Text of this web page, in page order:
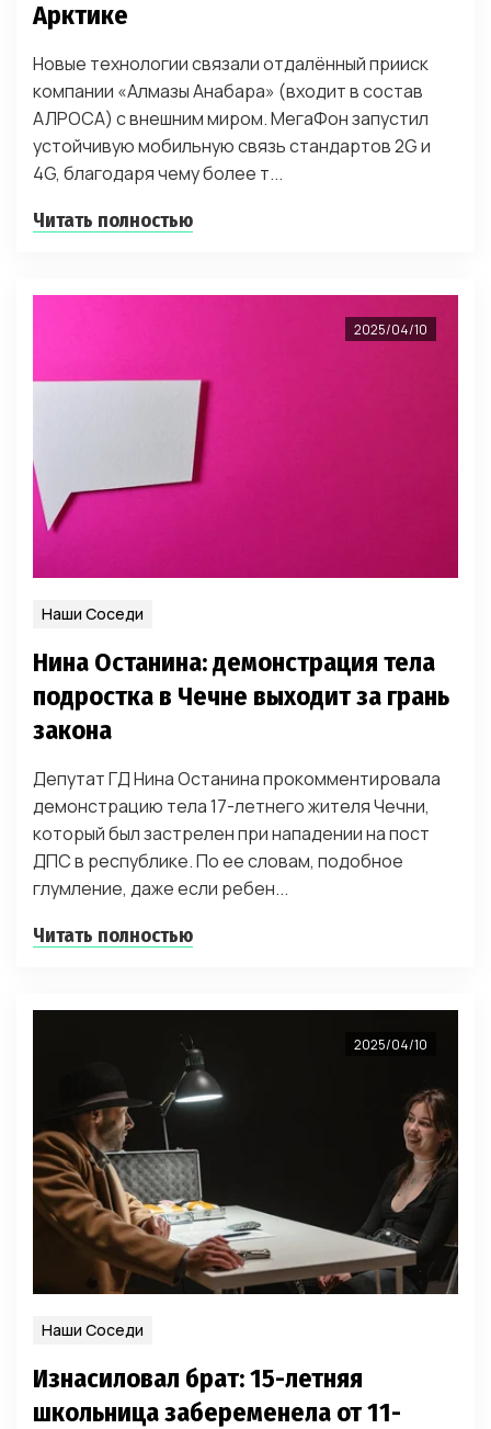
Арктике
Новые технологии связали отдалённый прииск
компании «Алмазы Анабара» (входит в состав
АЛРОСА) с внешним миром. МегаФон запустил
устойчивую мобильную связь стандартов 2G и
4G, благодаря чему более т...
Читать полностью
2025/04/10
Наши Соседи
Нина Останина: демонстрация тела
подростка в Чечне выходит за грань
закона
Депутат ГД Нина Останина прокомментировала
демонстрацию тела 17-летнего жителя Чечни,
который был застрелен при нападении на пост
ДПС в республике. По ее словам, подобное
глумление, даже если ребен...
Читать полностью
2025/04/10
Наши Соседи
Изнасиловал брат: 15-летняя
школьница забеременела от 11-